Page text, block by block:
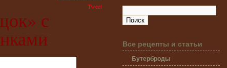
Tweet
с
Все рецепты и статьи
Бутерброды